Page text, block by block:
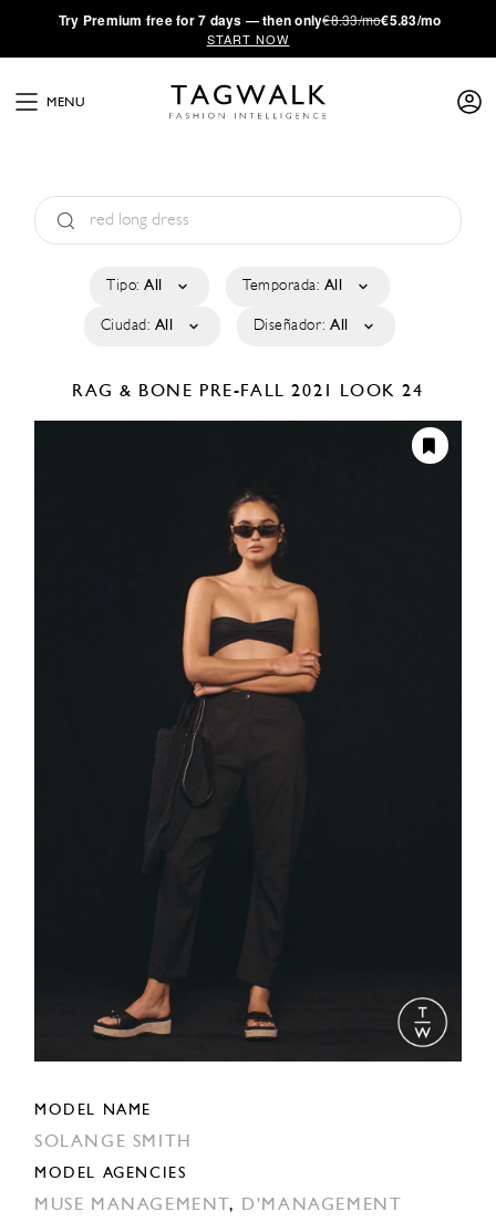
·Try Premium free for 7 days — then only€8.33/mo€5.83/mo
START NOW
MENU
Tipo: All Temporada: All
Ciudad: All Diseñador: All
RAG & BONE PRE-FALL 2021 LOOK 24
MODEL NAME
SOLANGE SMITH
MODEL AGENCIES
MUSE MANAGEMENT, D'MANAGEMENT